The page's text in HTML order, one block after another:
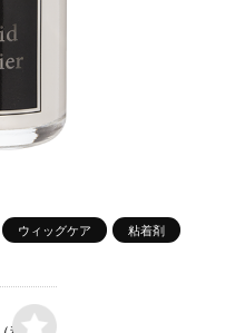
ウィッグケア 粘着剤